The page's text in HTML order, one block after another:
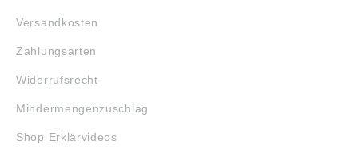
Versandkosten
Zahlungsarten
Widerrufsrecht
Mindermengenzuschlag
Shop Erklärvideos